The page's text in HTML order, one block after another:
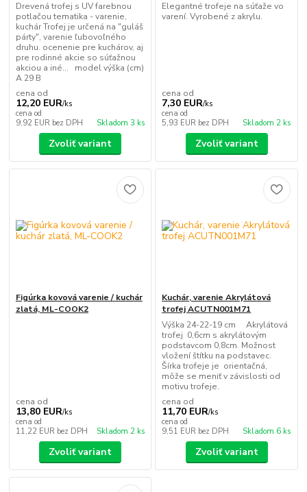
Drevená trofej s UV farebnou
potlačou tematika - varenie,
kuchár Trofej je určená na "guláš
párty", varenie ľubovoľného
druhu. ocenenie pre kuchárov, aj
pre rodinné akcie so súťažnou
akciou a iné... model výška (cm)
A 29 B
cena od
12,20 EUR/ks
cena od
9,92 EUR bez DPH Skladom 3 ks
Zvoliť variant
Elegantné trofeje na súťaže vo
varení. Vyrobené z akrylu.
cena od
7,30 EUR/ks
cena od
5,93 EUR bez DPH Skladom 2 ks
Zvoliť variant
Figúrka kovová varenie / kuchár
zlatá, ML-COOK2
cena od
13,80 EUR/ks
cena od
11,22 EUR bez DPH Skladom 2 ks
Zvoliť variant
Kuchár, varenie Akrylátová
trofej ACUTN001M71
Výška 24-22-19 cm Akrylátová
trofej 0,6cm s akrylátovým
podstavcom 0,8cm. Možnost
vložení štítku na podstavec.
Šírka trofeje je orientačná,
môže se meniť v závislosti od
motivu trofeje.
cena od
11,70 EUR/ks
cena od
9,51 EUR bez DPH Skladom 6 ks
Zvoliť variant